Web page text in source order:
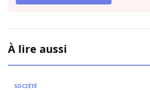
À lire aussi
SOCIÉTÉ